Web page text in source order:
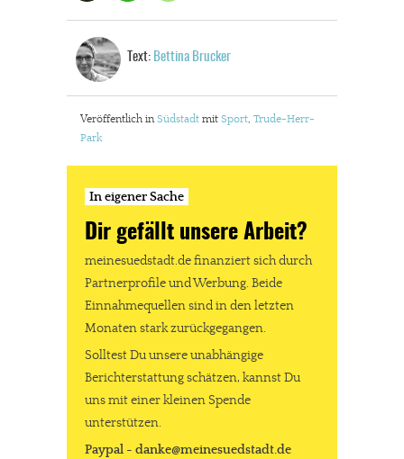
Text: Bettina Brucker
Veröffentlich in Südstadt mit Sport, Trude-Herr-
Park
In eigener Sache
Dir gefällt unsere Arbeit?
meinesuedstadt.de finanziert sich durch
Partnerprofile und Werbung. Beide
Einnahmequellen sind in den letzten
Monaten stark zurückgegangen.
Solltest Du unsere unabhängige
Berichterstattung schätzen, kannst Du
uns mit einer kleinen Spende
unterstützen.
Paypal - danke@meinesuedstadt.de